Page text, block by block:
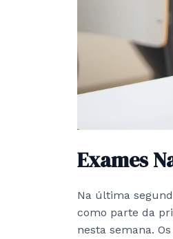
Exames
Na última
como parte da
nesta semana.